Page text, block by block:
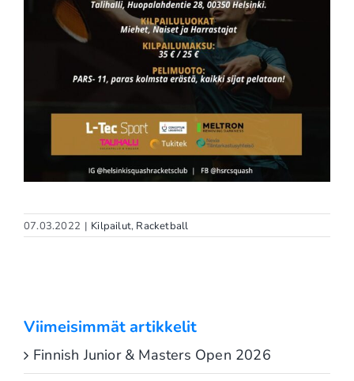
07.03.2022 | Kilpailut, Racketball
Viimeisimmät artikkelit
Finnish Junior & Masters Open 2026